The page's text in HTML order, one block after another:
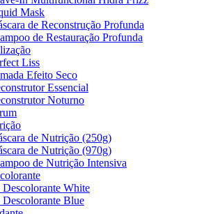
Mask
de Reconstrução Profunda
de Restauração Profunda
Liss
Efeito Seco
Essencial
Noturno
de Nutrição (250g)
de Nutrição (970g)
de Nutrição Intensiva
Descolorante White
Descolorante Blue